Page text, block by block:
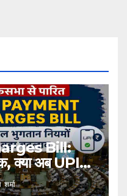
Bill:
क्या अब UPI
शुल्क?
शर्मा